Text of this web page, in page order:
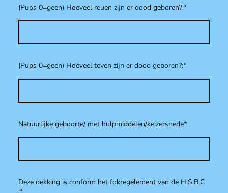
(Pups 0=geen) Hoeveel reuen zijn er dood geboren?:*
(Pups 0=geen) Hoeveel teven zijn er dood geboren?:*
Natuurlijke geboorte/ met hulpmiddelen/keizersnede*
Deze dekking is conform het fokregelement van de H.S.B.C